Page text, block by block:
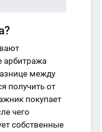
арбитража
между
получить от
покупает
чего
собственные